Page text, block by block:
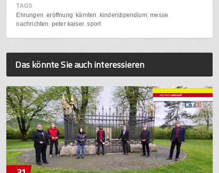
TAGS
Ehrungen eröffnung kärnten kinderstipendium messe
nachrichten peter kaiser sport
Das könnte Sie auch interessieren